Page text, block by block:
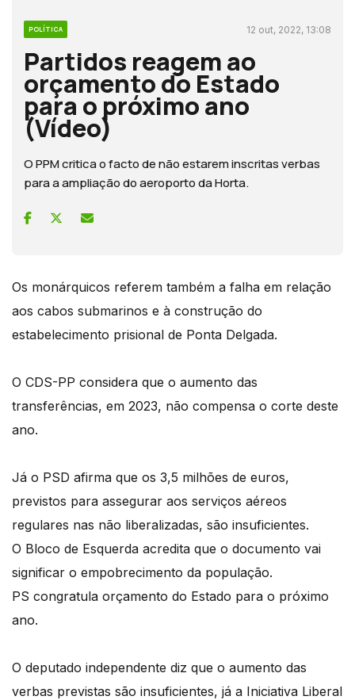
POLÍTICA 12 out, 2022, 13:08
Partidos reagem ao
orçamento do Estado
para o próximo ano
(Vídeo)
O PPM critica o facto de não estarem inscritas verbas
para a ampliação do aeroporto da Horta.
Os monárquicos referem também a falha em relação
aos cabos submarinos e à construção do
estabelecimento prisional de Ponta Delgada.
O CDS-PP considera que o aumento das
transferências, em 2023, não compensa o corte deste
ano.
Já o PSD afirma que os 3,5 milhões de euros,
previstos para assegurar aos serviços aéreos
regulares nas não liberalizadas, são insuficientes.
O Bloco de Esquerda acredita que o documento vai
significar o empobrecimento da população.
PS congratula orçamento do Estado para o próximo
ano.
O deputado independente diz que o aumento das
verbas previstas são insuficientes, já a Iniciativa Liberal